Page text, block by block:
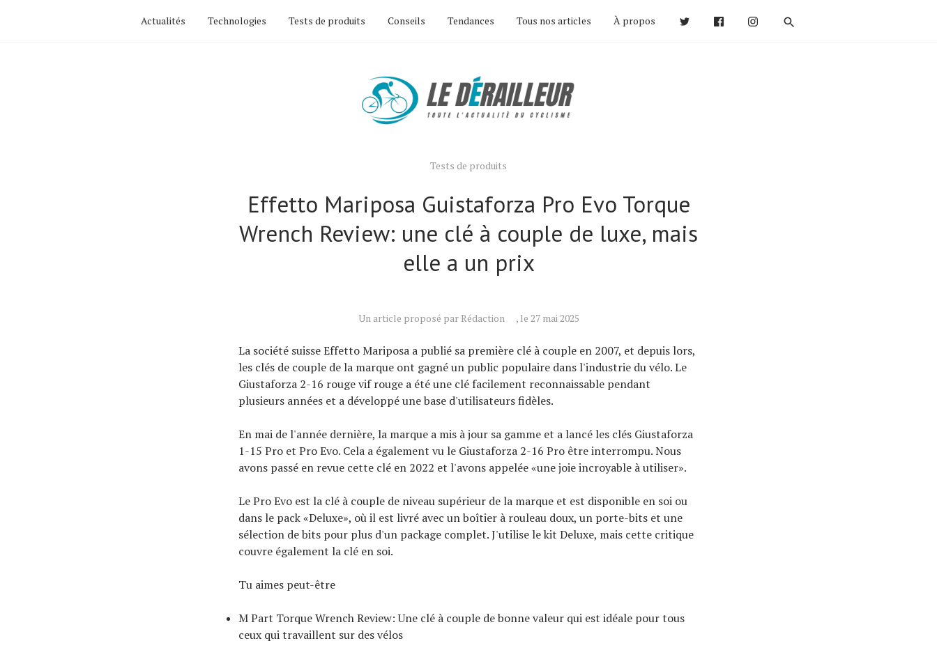
Actualités Technologies Tests de produits Conseils Tendances Tous nos articles À propos
Tests de produits
Effetto Mariposa Guistaforza Pro Evo Torque
Wrench Review: une clé à couple de luxe, mais
elle a un prix
Un article proposé par Rédaction , le 27 mai 2025
La société suisse Effetto Mariposa a publié sa première clé à couple en 2007, et depuis lors,
les clés de couple de la marque ont gagné un public populaire dans l'industrie du vélo. Le
Giustaforza 2-16 rouge vif rouge a été une clé facilement reconnaissable pendant
plusieurs années et a développé une base d'utilisateurs fidèles.
En mai de l'année dernière, la marque a mis à jour sa gamme et a lancé les clés Giustaforza
1-15 Pro et Pro Evo. Cela a également vu le Giustaforza 2-16 Pro être interrompu. Nous
avons passé en revue cette clé en 2022 et l'avons appelée «une joie incroyable à utiliser».
Le Pro Evo est la clé à couple de niveau supérieur de la marque et est disponible en soi ou
dans le pack «Deluxe», où il est livré avec un boîtier à rouleau doux, un porte-bits et une
sélection de bits pour plus d'un package complet. J'utilise le kit Deluxe, mais cette critique
couvre également la clé en soi.
Tu aimes peut-être
M Part Torque Wrench Review: Une clé à couple de bonne valeur qui est idéale pour tous
ceux qui travaillent sur des vélos